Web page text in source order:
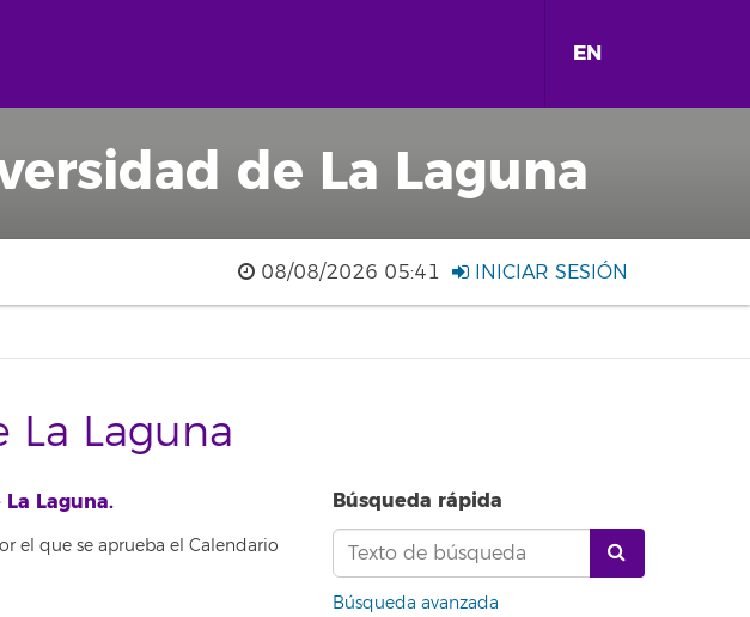
EN
de La Laguna
08/08/2026 05:41 INICIAR SESIÓN
Laguna
Laguna.
el que se aprueba el Calendario
Búsqueda rápida
Búsqueda avanzada